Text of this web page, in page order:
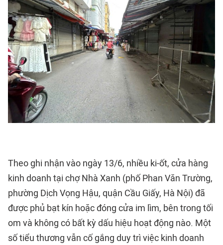
Theo ghi nhận vào ngày 13/6, nhiều ki-ốt, cửa hàng
kinh doanh tại chợ Nhà Xanh (phố Phan Văn Trường,
phường Dịch Vọng Hậu, quận Cầu Giấy, Hà Nội) đã
được phủ bạt kín hoặc đóng cửa im lìm, bên trong tối
om và không có bất kỳ dấu hiệu hoạt động nào. Một
số tiểu thương vẫn cố gắng duy trì việc kinh doanh